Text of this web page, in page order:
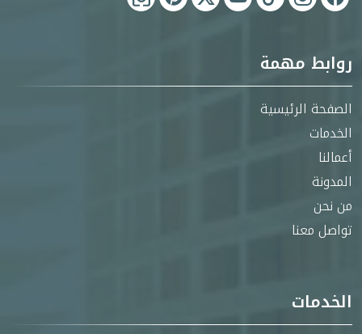
روابط مهمة
الصفحة الرئيسية
الخدمات
أعمالنا
المدونة
من نحن
تواصل معنا
الخدمات